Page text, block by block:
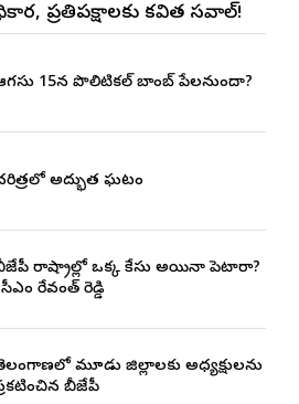
ప్రతిపక్షాలకు కవిత సవాల్!
15న పొలిటికల్ బాంబ్ పేలనుందా?
చరిత్రలో అద్భుత ఘట్టం
రాష్ట్రాల్లో ఒక్క కేసు అయినా పెట్టారా?
సీఎం రేవంత్ రెడ్డి
మూడు జిల్లాలకు అధ్యక్షులను
బీజేపీ